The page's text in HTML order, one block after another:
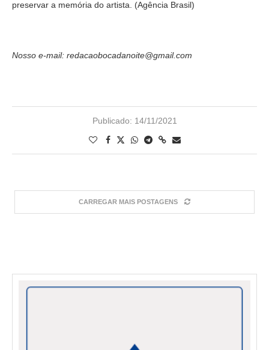
preservar a memória do artista. (Agência Brasil)
Nosso e-mail: redacaobocadanoite@gmail.com
Publicado: 14/11/2021
CARREGAR MAIS POSTAGENS